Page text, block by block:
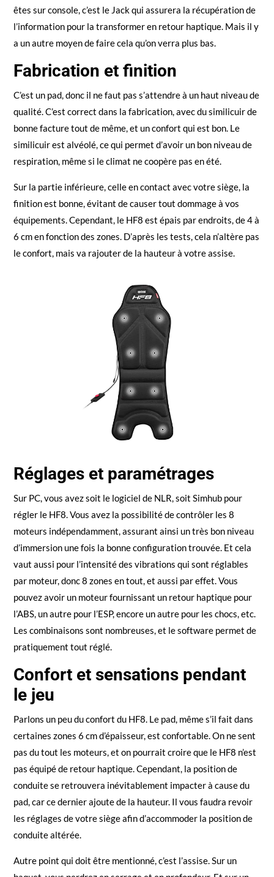
êtes sur console, c’est le Jack qui assurera la récupération de
l’information pour la transformer en retour haptique. Mais il y
a un autre moyen de faire cela qu’on verra plus bas.
Fabrication et finition
C’est un pad, donc il ne faut pas s’attendre à un haut niveau de
qualité. C’est correct dans la fabrication, avec du similicuir de
bonne facture tout de même, et un confort qui est bon. Le
similicuir est alvéolé, ce qui permet d’avoir un bon niveau de
respiration, même si le climat ne coopère pas en été.
Sur la partie inférieure, celle en contact avec votre siège, la
finition est bonne, évitant de causer tout dommage à vos
équipements. Cependant, le HF8 est épais par endroits, de 4 à
6 cm en fonction des zones. D’après les tests, cela n’altère pas
le confort, mais va rajouter de la hauteur à votre assise.
Réglages et paramétrages
Sur PC, vous avez soit le logiciel de NLR, soit Simhub pour
régler le HF8. Vous avez la possibilité de contrôler les 8
moteurs indépendamment, assurant ainsi un très bon niveau
d’immersion une fois la bonne configuration trouvée. Et cela
vaut aussi pour l’intensité des vibrations qui sont réglables
par moteur, donc 8 zones en tout, et aussi par effet. Vous
pouvez avoir un moteur fournissant un retour haptique pour
l’ABS, un autre pour l’ESP, encore un autre pour les chocs, etc.
Les combinaisons sont nombreuses, et le software permet de
pratiquement tout réglé.
Confort et sensations pendant
le jeu
Parlons un peu du confort du HF8. Le pad, même s’il fait dans
certaines zones 6 cm d’épaisseur, est confortable. On ne sent
pas du tout les moteurs, et on pourrait croire que le HF8 n’est
pas équipé de retour haptique. Cependant, la position de
conduite se retrouvera inévitablement impacter à cause du
pad, car ce dernier ajoute de la hauteur. Il vous faudra revoir
les réglages de votre siège afin d’accommoder la position de
conduite altérée.
Autre point qui doit être mentionné, c’est l’assise. Sur un